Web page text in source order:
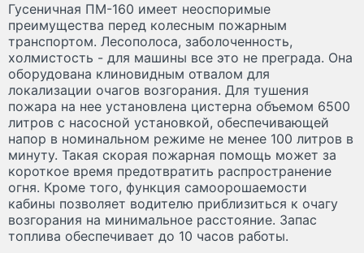
Гусеничная ПМ-160 имеет неоспоримые
преимущества перед колесным пожарным
транспортом. Лесополоса, заболоченность,
холмистость - для машины все это не преграда. Она
оборудована клиновидным отвалом для
локализации очагов возгорания. Для тушения
пожара на нее установлена цистерна объемом 6500
литров с насосной установкой, обеспечивающей
напор в номинальном режиме не менее 100 литров в
минуту. Такая скорая пожарная помощь может за
короткое время предотвратить распространение
огня. Кроме того, функция самоорошаемости
кабины позволяет водителю приблизиться к очагу
возгорания на минимальное расстояние. Запас
топлива обеспечивает до 10 часов работы.